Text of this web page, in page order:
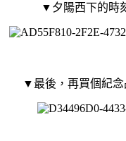
▼夕陽西下的時
▼最後，再買個紀念